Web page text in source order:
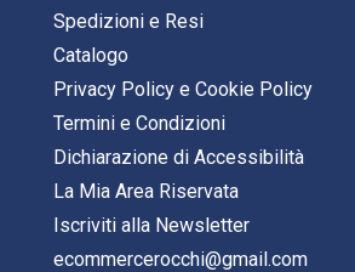
Spedizioni e Resi
Catalogo
Privacy Policy e Cookie Policy
Termini e Condizioni
Dichiarazione di Accessibilità
La Mia Area Riservata
Iscriviti alla Newsletter
ecommercerocchi@gmail.com